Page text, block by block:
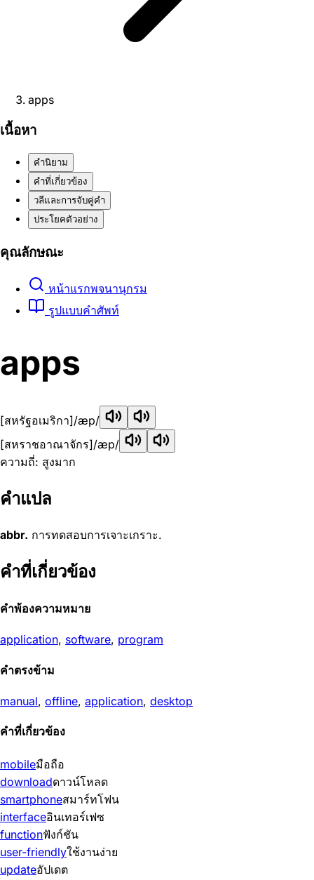
apps
เนื้อหา
คำนิยาม
คำที่เกี่ยวข้อง
วลีและการจับคู่คำ
ประโยคตัวอย่าง
คุณลักษณะ
หน้าแรกพจนานุกรม
รูปแบบคำศัพท์
apps
[สหรัฐอเมริกา]/æp/
[สหราชอาณาจักร]/æp/
ความถี่: สูงมาก
คำแปล
abbr. การทดสอบการเจาะเกราะ.
คำที่เกี่ยวข้อง
คำพ้องความหมาย
application, software, program
คำตรงข้าม
manual, offline, application, desktop
คำที่เกี่ยวข้อง
mobileมือถือ
downloadดาวน์โหลด
smartphoneสมาร์ทโฟน
interfaceอินเทอร์เฟซ
functionฟังก์ชัน
user-friendlyใช้งานง่าย
updateอัปเดต